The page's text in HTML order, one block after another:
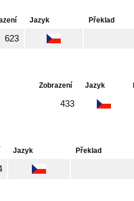
Jazyk Překlad
623
Zobrazení Jazyk
433
Jazyk Překlad